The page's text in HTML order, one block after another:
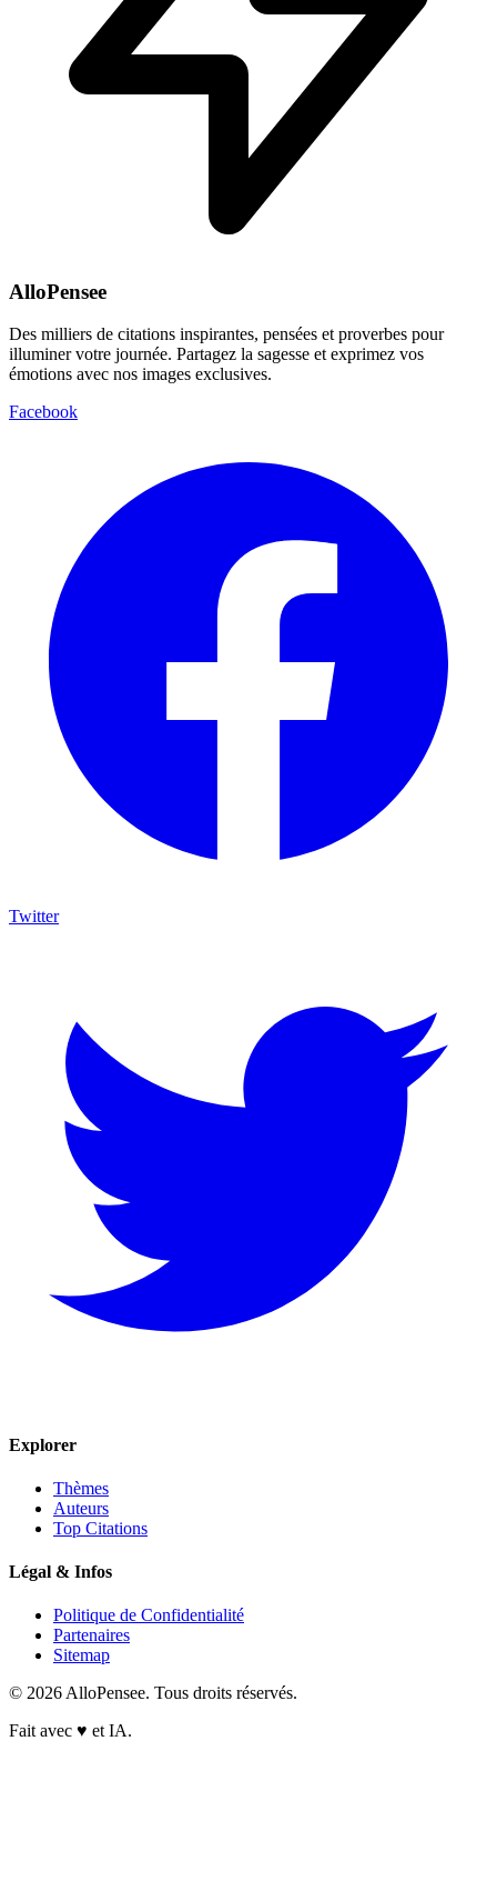
AlloPensee
Des milliers de citations inspirantes, pensées et proverbes pour
illuminer votre journée. Partagez la sagesse et exprimez vos
émotions avec nos images exclusives.
Facebook
Twitter
Explorer
Thèmes
Auteurs
Top Citations
Légal & Infos
Politique de Confidentialité
Partenaires
Sitemap
© 2026 AlloPensee. Tous droits réservés.
Fait avec ♥ et IA.